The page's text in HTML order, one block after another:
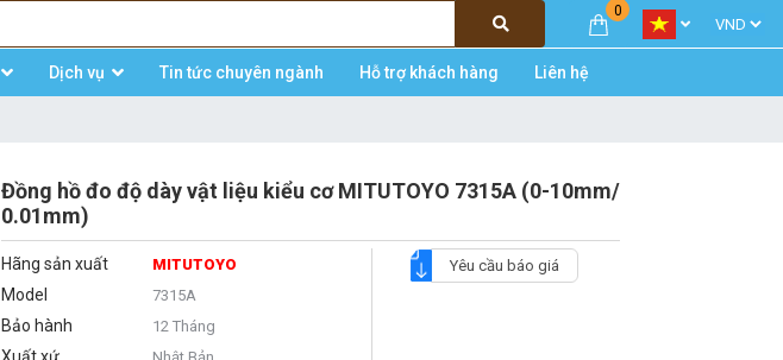
0
Dịch vụ Tin tức chuyên ngành Hỗ trợ khách hàng Liên hệ
Đồng hồ đo độ dày vật liệu kiểu cơ MITUTOYO 7315A (0-10mm/
0.01mm)
Hãng sản xuất MITUTOYO
Model 7315A
Bảo hành 12 Tháng
Yêu cầu báo giá